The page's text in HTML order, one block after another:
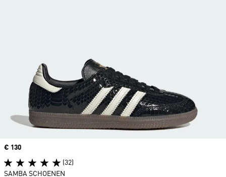
Price
€ 130
(32)
SAMBA SCHOENEN